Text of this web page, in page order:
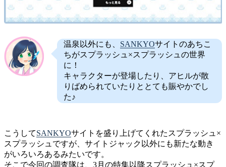
温泉以外にも、 SANKYOサイトのあちこ
ちがスプラッシュ×スプラッシュの世界
に！
キャラクターが登場したり、アヒルが散
りばめられていたりととても賑やかでし
た♪
こうしてSANKYOサイトを盛り上げてくれたスプラッシュ×
スプラッシュですが、サイトジャック以外にも新たな動き
がいろいろあるみたいです。
そこで今回の調査隊は、3月の特集以降スプラッシュ×スプ